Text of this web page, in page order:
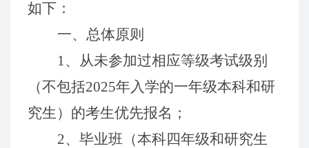
如下：
一、总体原则
1、从未参加过相应等级考试级别
（不包括2025年入学的一年级本科和研
究生 ）的考生优先报名 ；
2、毕业班（本科四年级和研究生